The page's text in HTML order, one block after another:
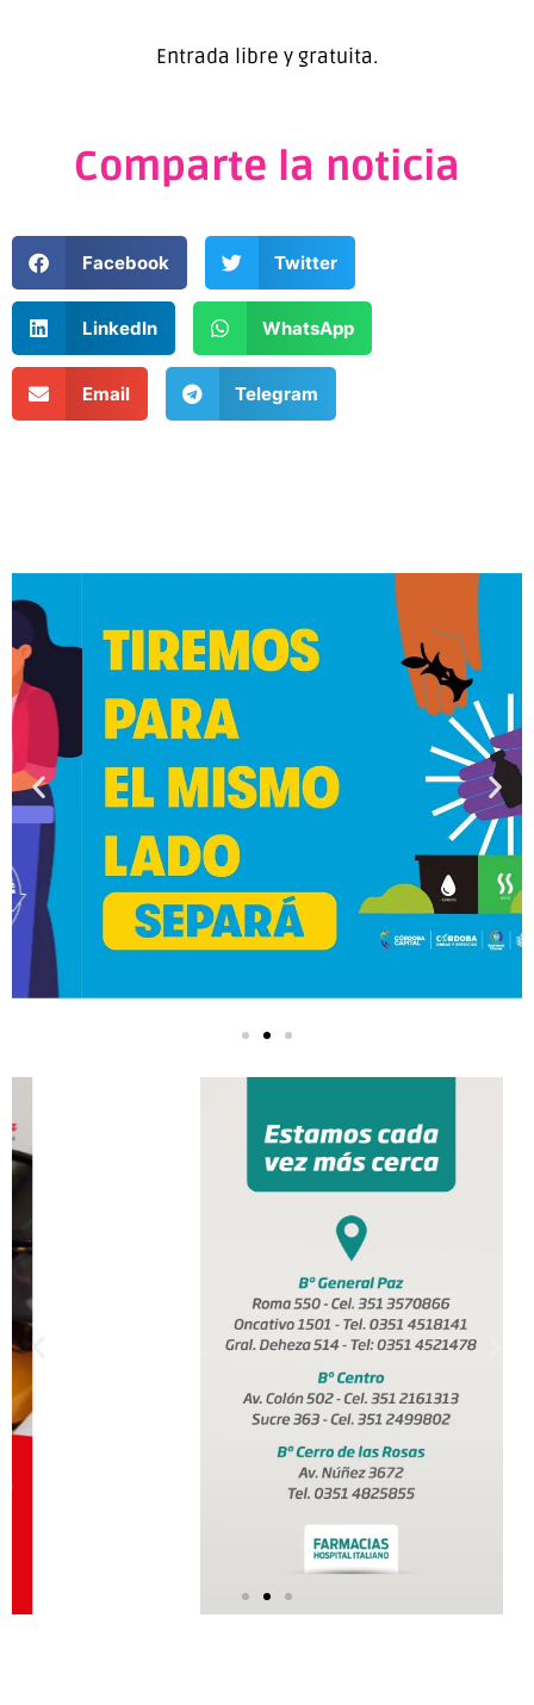
Entrada libre y gratuita.
Comparte la noticia
Facebook Twitter
LinkedIn WhatsApp
Email Telegram